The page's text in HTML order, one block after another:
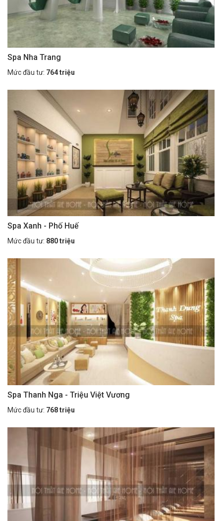
Spa Nha Trang
Mức đầu tư: 764 triệu
Spa Xanh - Phố Huế
Mức đầu tư: 880 triệu
Spa Thanh Nga - Triệu Việt Vương
Mức đầu tư: 768 triệu